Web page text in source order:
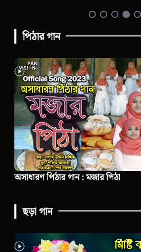
পিঠার গান
অসাধারণ পিঠার গান : মজার পিঠা
ছড়া গান